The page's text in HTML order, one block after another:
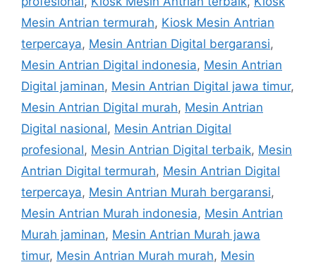
Mesin Antrian termurah, Kiosk Mesin Antrian
terpercaya, Mesin Antrian Digital bergaransi,
Mesin Antrian Digital indonesia, Mesin Antrian
Digital jaminan, Mesin Antrian Digital jawa timur,
Mesin Antrian Digital murah, Mesin Antrian
Digital nasional, Mesin Antrian Digital
profesional, Mesin Antrian Digital terbaik, Mesin
Antrian Digital termurah, Mesin Antrian Digital
terpercaya, Mesin Antrian Murah bergaransi,
Mesin Antrian Murah indonesia, Mesin Antrian
Murah jaminan, Mesin Antrian Murah jawa
timur, Mesin Antrian Murah murah, Mesin